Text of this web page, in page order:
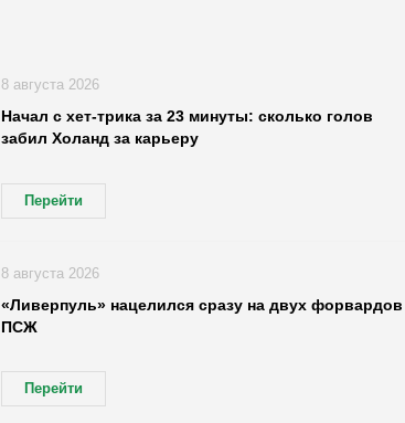
Начал с хет-трика за 23 минуты: сколько голов
забил Холанд за карьеру
Перейти
8 августа 2026
«Ливерпуль» нацелился сразу на двух форвардов
ПСЖ
Перейти
8 августа 2026